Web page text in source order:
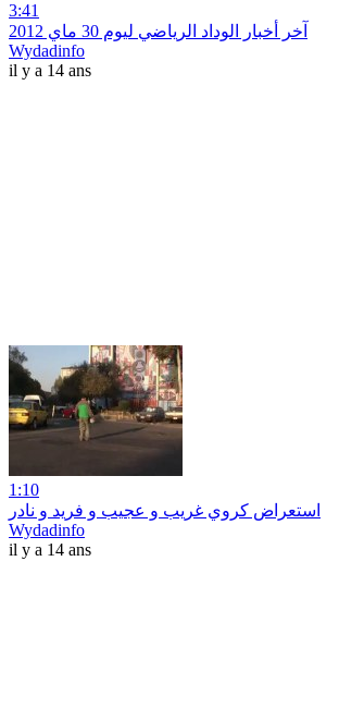
3:41
آخر أخبار الوداد الرياضي ليوم 30 ماي 2012
Wydadinfo
il y a 14 ans
1:10
استعراض كروي غريب و عجيب و فريد و نادر
Wydadinfo
il y a 14 ans